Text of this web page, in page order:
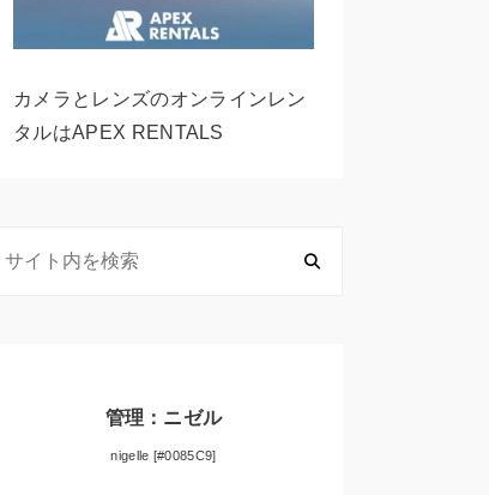
カメラとレンズのオンラインレン
タルはAPEX RENTALS
管理：ニゼル
nigelle [#0085C9]